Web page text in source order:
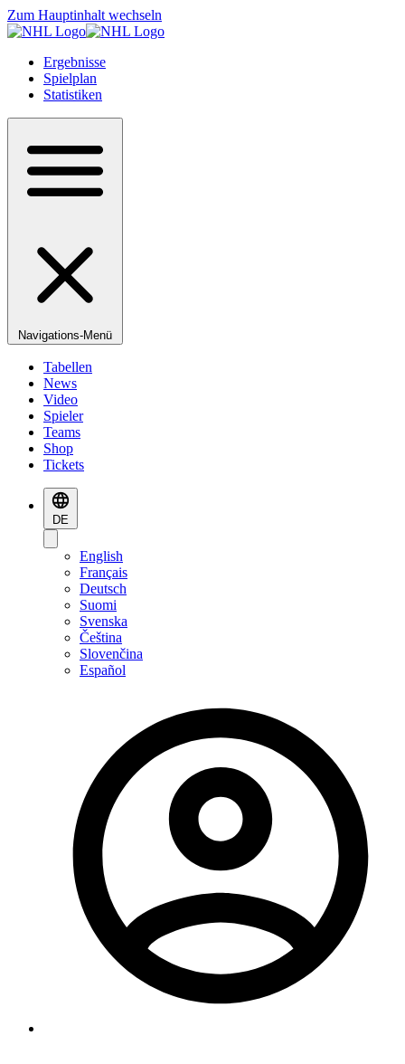
Zum Hauptinhalt wechseln
Ergebnisse
Spielplan
Statistiken
Navigations-Menü
Tabellen
News
Video
Spieler
Teams
Shop
Tickets
DE
English
Français
Deutsch
Suomi
Svenska
Čeština
Slovenčina
Español